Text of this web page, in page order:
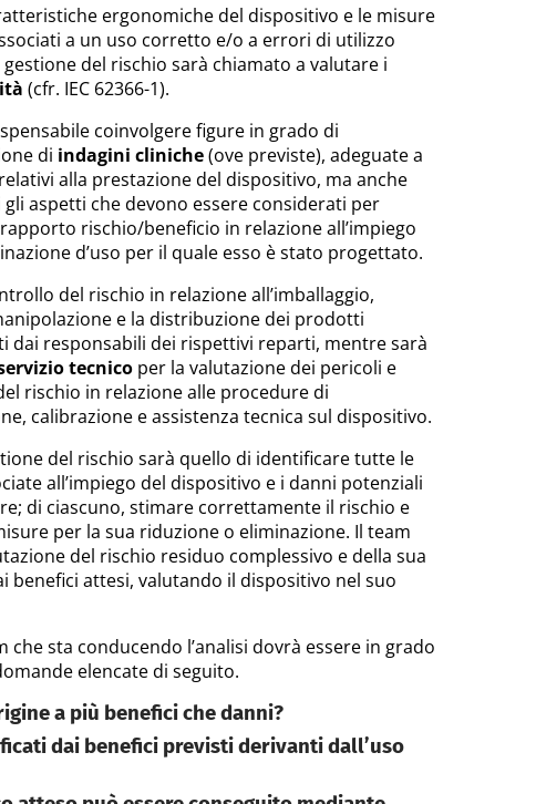
ergonomiche del dispositivo e le misure
a un uso corretto e/o a errori di utilizzo
del rischio sarà chiamato a valutare i
(cfr. IEC 62366-1).
coinvolgere figure in grado di
di indagini cliniche(ove previste), adeguate a
alla prestazione del dispositivo, ma anche
aspetti che devono essere considerati per
rischio/beneficio in relazione all’impiego
d’uso per il quale esso è stato progettato.
del rischio in relazione all’imballaggio,
e la distribuzione dei prodotti
dai responsabili dei rispettivi reparti, mentre sarà
tecnico per la valutazione dei pericoli e
rischio in relazione alle procedure di
calibrazione e assistenza tecnica sul dispositivo.
del rischio sarà quello di identificare tutte le
all’impiego del dispositivo e i danni potenziali
di ciascuno, stimare correttamente il rischio e
per la sua riduzione o eliminazione. Il team
del rischio residuo complessivo e della sua
benefici attesi, valutando il dispositivo nel suo
che sta conducendo l’analisi dovrà essere in grado
elencate di seguito.
a più benefici che danni?
dai benefici previsti derivanti dall’uso